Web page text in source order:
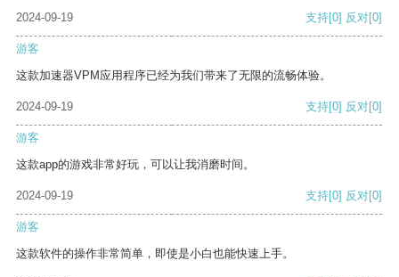
2024-09-19
支持[0] 反对[0]
游客
这款加速器VPM应用程序已经为我们带来了无限的流畅体验。
2024-09-19 支持[0] 反对[0]
游客
这款app的游戏非常好玩，可以让我消磨时间。
2024-09-19 支持[0] 反对[0]
游客
这款软件的操作非常简单，即使是小白也能快速上手。